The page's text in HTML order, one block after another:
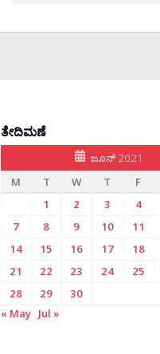
ತೇದಿಮಣೆ
ಜೂನ್ 2021
M
T W T F
1
2 3 4
7
8 9 10 11
14
15 16 17 18
21
22 23 24 25
28
29
30
« May Jul »